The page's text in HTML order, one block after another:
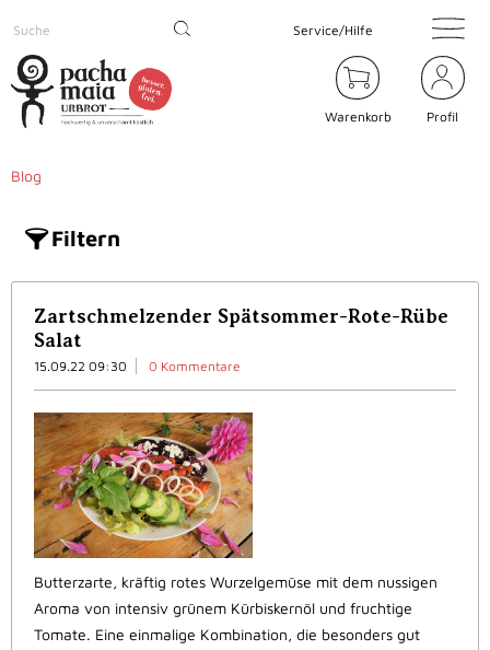
Service/Hilfe
Warenkorb Profil
Blog
Filtern
Zartschmelzender Spätsommer-Rote-Rübe
Salat
15.09.22 09:30 0 Kommentare
Butterzarte, kräftig rotes Wurzelgemüse mit dem nussigen
Aroma von intensiv grünem Kürbiskernöl und fruchtige
Tomate. Eine einmalige Kombination, die besonders gut